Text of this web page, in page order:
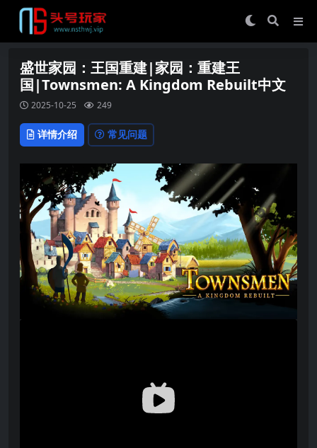
盛世家园：王国重建|家园：重建王
国|Townsmen: A Kingdom Rebuilt中文
2025-10-25 249
详情介绍 常见问题